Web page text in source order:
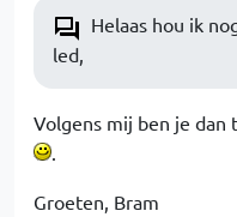
Helaas hou ik
led,
Volgens mij ben je
.
Groeten, Bram